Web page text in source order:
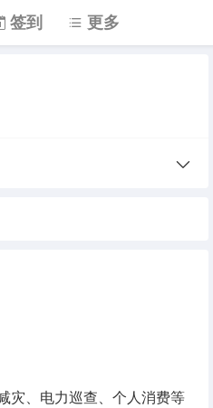
签到 更多
灾、电力巡查、个人消费等